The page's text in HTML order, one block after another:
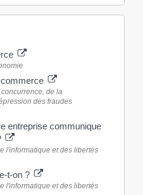
de la
des fraudes
entreprise communique
l'informatique et des libertés
t-on ?
l'informatique et des libertés